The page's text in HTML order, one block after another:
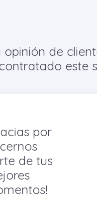
opinión de
este
por
de tus